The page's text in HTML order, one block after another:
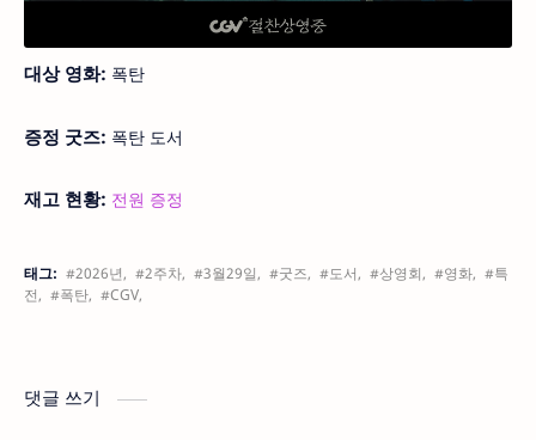
대상 영화: 폭탄
증정 굿즈: 폭탄 도서
재고 현황: 전원 증정
태그: #2026년, #2주차, #3월29일, #굿즈, #도서, #상영회, #영화, #특
전, #폭탄, #CGV,
댓글 쓰기